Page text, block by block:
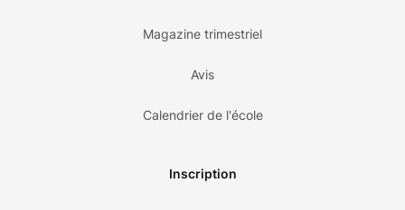
Magazine trimestriel
Avis
Calendrier de l'école
Inscription